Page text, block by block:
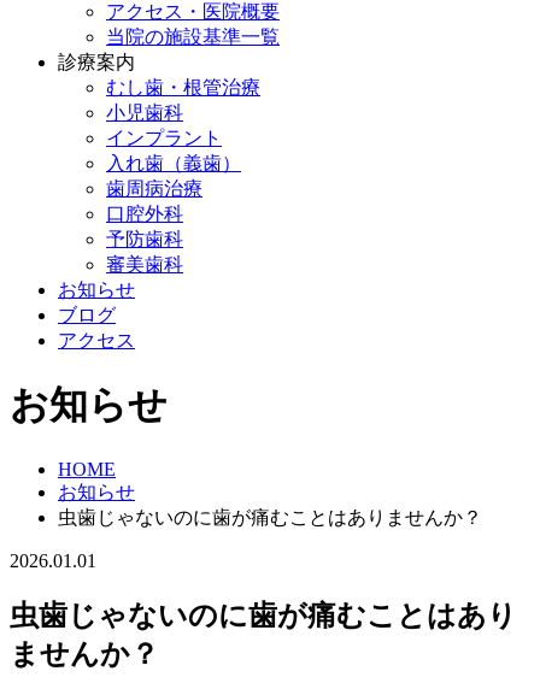
アクセス・医院概要
当院の施設基準一覧
診療案内
むし歯・根管治療
小児歯科
インプラント
入れ歯（義歯）
歯周病治療
口腔外科
予防歯科
審美歯科
お知らせ
ブログ
アクセス
お知らせ
HOME
お知らせ
虫歯じゃないのに歯が痛むことはありませんか？
2026.01.01
虫歯じゃないのに歯が痛むことはあり
ませんか？